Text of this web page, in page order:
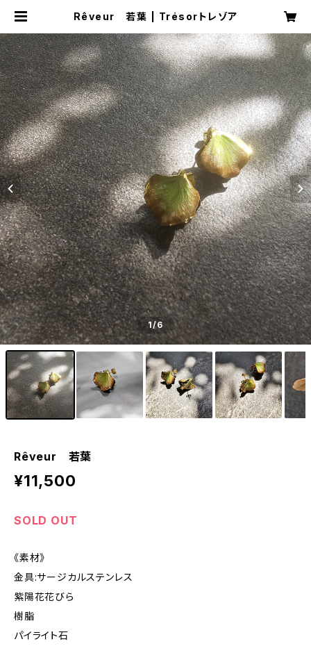
Rêveur 若葉 | Trésorトレゾア
1/6
Rêveur 若葉
¥11,500
SOLD OUT
《素材》
金具:サージカルステンレス
紫陽花花びら
樹脂
パイライト石